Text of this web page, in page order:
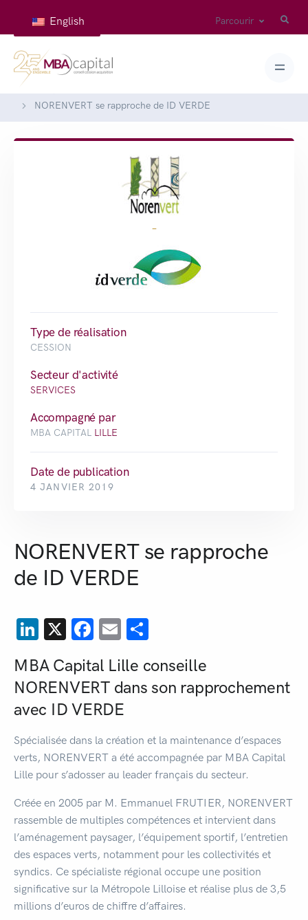
English Parcourir
NORENVERT se rapproche de ID VERDE
-
Type de réalisation
CESSION
Secteur d'activité
SERVICES
Accompagné par
MBA CAPITAL LILLE
Date de publication
4 JANVIER 2019
NORENVERT se rapproche
de ID VERDE
LinkedIn
X Facebook
Email
MBA Capital Lille conseille
NORENVERT dans son rapprochement
avec ID VERDE
Spécialisée dans la création et la maintenance d’espaces
verts, NORENVERT a été accompagnée par MBA Capital
Lille pour s’adosser au leader français du secteur.
Créée en 2005 par M. Emmanuel FRUTIER, NORENVERT
rassemble de multiples compétences et intervient dans
l’aménagement paysager, l’équipement sportif, l’entretien
des espaces verts, notamment pour les collectivités et
syndics. Ce spécialiste régional occupe une position
significative sur la Métropole Lilloise et réalise plus de 3,5
millions d’euros de chiffre d’affaires.